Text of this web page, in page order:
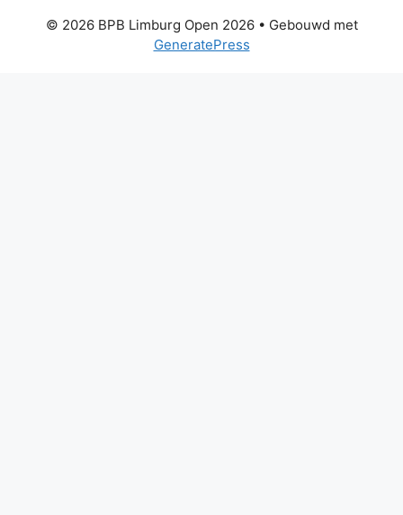
© 2026 BPB Limburg Open 2026• Gebouwd met
GeneratePress